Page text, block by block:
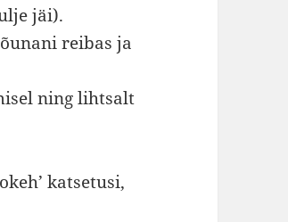
jäi).
reibas ja
ning lihtsalt
katsetusi,